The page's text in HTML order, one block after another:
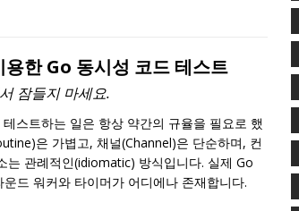
한 Go 동시성 코드 테스트
잠들지 마세요.
스트하는 일은 항상 약간의 규율을 필요로 했
은 가볍고, 채널(Channel)은 단순하며, 컨
는 관례적인(idiomatic) 방식입니다. 실제 Go
드 워커와 타이머가 어디에나 존재합니다.